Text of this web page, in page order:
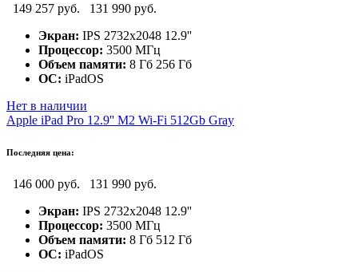
149 257 руб.
131 990 руб.
Экран: IPS 2732x2048 12.9''
Процессор: 3500 МГц
Объем памяти: 8 Гб 256 Гб
ОС: iPadOS
Нет в наличии
Apple iPad Pro 12.9'' M2 Wi-Fi 512Gb Gray
Последняя цена:
146 000 руб.
131 990 руб.
Экран: IPS 2732x2048 12.9''
Процессор: 3500 МГц
Объем памяти: 8 Гб 512 Гб
ОС: iPadOS